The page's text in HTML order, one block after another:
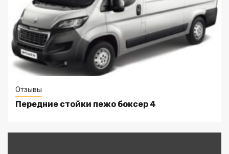
Отзывы
Передние стойки пежо боксер 4